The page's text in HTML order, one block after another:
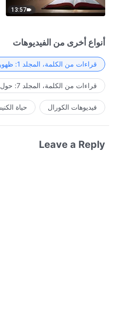
13:57
أنواع أخرى من الفيديوهات
قراءات من الكلمة، المجلد 1: ظهور الله وعمله
قراءات من الكلمة، المجلد 7: حول السعي إلى الحق
فيديوهات الكورال حياة
Leave a Reply